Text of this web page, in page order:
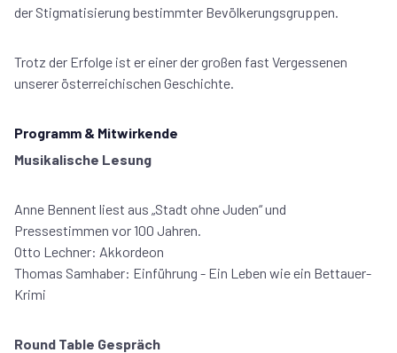
der Stigmatisierung bestimmter Bevölkerungsgruppen.
Trotz der Erfolge ist er einer der großen fast Vergessenen
unserer österreichischen Geschichte.
Programm & Mitwirkende
Musikalische Lesung
Anne Bennent liest aus „Stadt ohne Juden“ und
Pressestimmen vor 100 Jahren.
Otto Lechner: Akkordeon
Thomas Samhaber: Einführung - Ein Leben wie ein Bettauer-
Krimi
Round Table Gespräch